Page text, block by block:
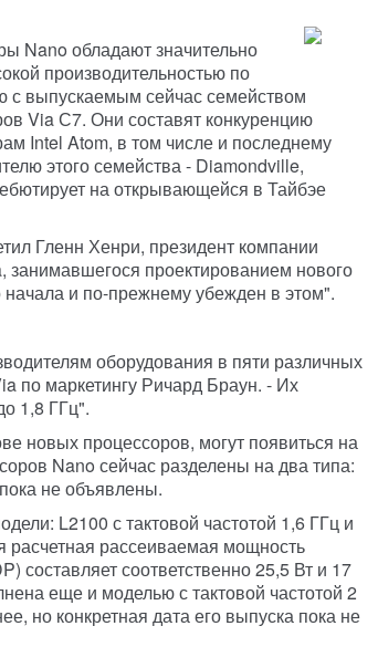
Nano обладают значительно
производительностью по
с выпускаемым сейчас семейством
Via С7. Они составят конкуренцию
Intel Atom, в том числе и последнему
этого семейства - Diamondville,
на открывающейся в Тайбэе
Гленн Хенри, президент компании
проектированием нового
и по-прежнему убежден в этом".
оборудования в пяти различных
по маркетингу Ричард Браун. - Их
1,8 ГГц".
новых процессоров, могут появиться на
Nano сейчас разделены на два типа:
не объявлены.
L2100 с тактовой частотой 1,6 ГГц и
расчетная рассеиваемая мощность
составляет соответственно 25,5 Вт и 17
еще и моделью с тактовой частотой 2
но конкретная дата его выпуска пока не